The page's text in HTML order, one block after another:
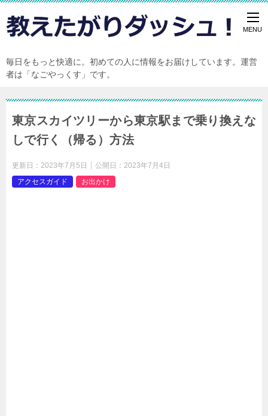
毎日をもっと快適に。初めての人に情報をお届けしています。運営
者は「なごやっくす」です。
東京スカイツリーから東京駅まで乗り換えな
しで行く（帰る）方法
更新日： 2023年7月5日 公開日： 2023年7月4日
アクセスガイド
お出かけ